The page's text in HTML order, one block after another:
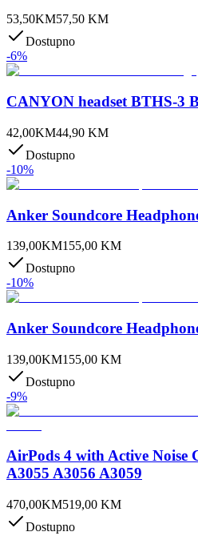
53,50KM57,50 KM
Dostupno
-6%
CANYON headset BTHS-3
42,00KM44,90 KM
Dostupno
-10%
Anker Soundcore
139,00KM155,00 KM
Dostupno
-10%
Anker Soundcore
139,00KM155,00 KM
Dostupno
-9%
AirPods 4 with Active Noise
A3055 A3056 A3059
470,00KM519,00 KM
Dostupno